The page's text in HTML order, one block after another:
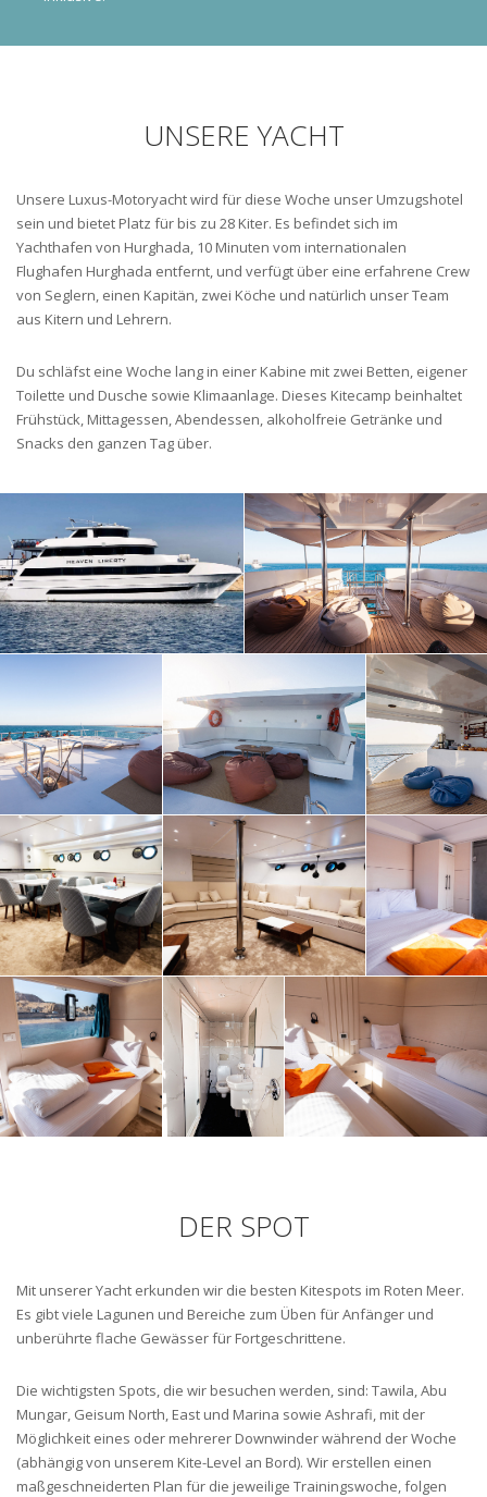
UNSERE YACHT
Unsere Luxus-Motoryacht wird für diese Woche unser Umzugshotel
sein und bietet Platz für bis zu 28 Kiter. Es befindet sich im
Yachthafen von Hurghada, 10 Minuten vom internationalen
Flughafen Hurghada entfernt, und verfügt über eine erfahrene Crew
von Seglern, einen Kapitän, zwei Köche und natürlich unser Team
aus Kitern und Lehrern.
Du schläfst eine Woche lang in einer Kabine mit zwei Betten, eigener
Toilette und Dusche sowie Klimaanlage. Dieses Kitecamp beinhaltet
Frühstück, Mittagessen, Abendessen, alkoholfreie Getränke und
Snacks den ganzen Tag über.
DER SPOT
Mit unserer Yacht erkunden wir die besten Kitespots im Roten Meer.
Es gibt viele Lagunen und Bereiche zum Üben für Anfänger und
unberührte flache Gewässer für Fortgeschrittene.
Die wichtigsten Spots, die wir besuchen werden, sind: Tawila, Abu
Mungar, Geisum North, East und Marina sowie Ashrafi, mit der
Möglichkeit eines oder mehrerer Downwinder während der Woche
(abhängig von unserem Kite-Level an Bord). Wir erstellen einen
maßgeschneiderten Plan für die jeweilige Trainingswoche, folgen